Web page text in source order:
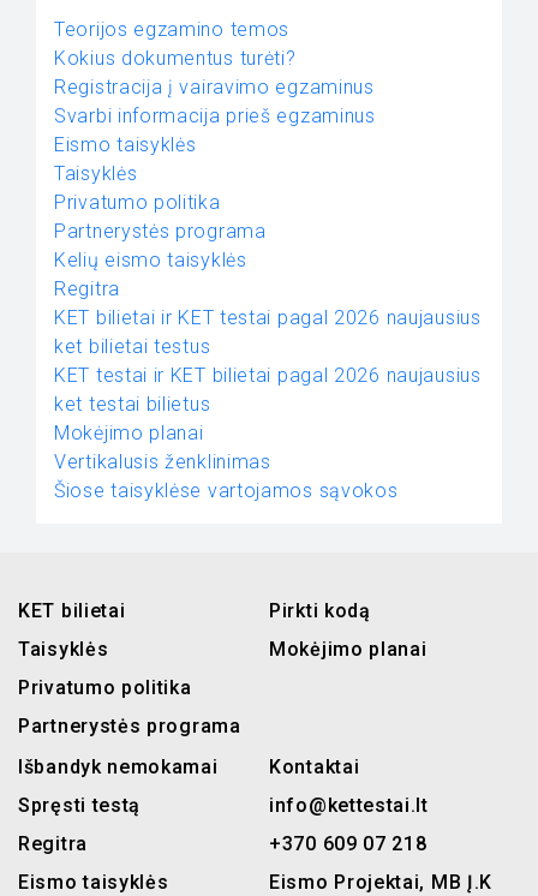
Teorijos egzamino temos
Kokius dokumentus turėti?
Registracija į vairavimo egzaminus
Svarbi informacija prieš egzaminus
Eismo taisyklės
Taisyklės
Privatumo politika
Partnerystės programa
Kelių eismo taisyklės
Regitra
KET bilietai ir KET testai pagal 2026 naujausius
ket bilietai testus
KET testai ir KET bilietai pagal 2026 naujausius
ket testai bilietus
Mokėjimo planai
Vertikalusis ženklinimas
Šiose taisyklėse vartojamos sąvokos
KET bilietai
Taisyklės
Privatumo politika
Partnerystės programa
Pirkti kodą
Mokėjimo planai
Išbandyk nemokamai
Spręsti testą
Regitra
Eismo taisyklės
Kontaktai
info@kettestai.lt
+370 609 07 218
Eismo Projektai, MB Į.K